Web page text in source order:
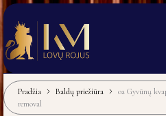
Pradžia Baldų priežiūra
oa Gyvūnų
removal